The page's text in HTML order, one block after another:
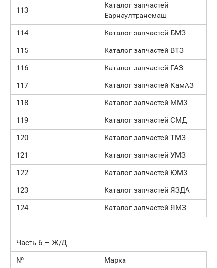
113
Каталог запчастей
Барнаултрансмаш
114
Каталог запчастей БМЗ
115
Каталог запчастей ВТЗ
116
Каталог запчастей ГАЗ
117
Каталог запчастей КамАЗ
118
Каталог запчастей ММЗ
119
Каталог запчастей СМД
120
Каталог запчастей ТМЗ
121
Каталог запчастей УМЗ
122
Каталог запчастей ЮМЗ
123
Каталог запчастей ЯЗДА
124
Каталог запчастей ЯМЗ
Часть 6 — Ж/Д
№
Марка